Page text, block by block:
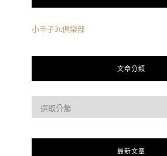
小丰子3c俱樂部
文章分類
最新文章